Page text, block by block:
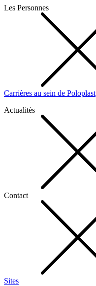
Les Personnes
Carrières au sein de Poloplast
Actualités
Contact
Sites